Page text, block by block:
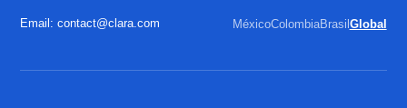
Email: contact@clara.com MéxicoColombiaBrasil Global